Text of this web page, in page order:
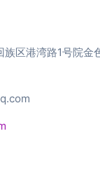
族区港湾路1号院